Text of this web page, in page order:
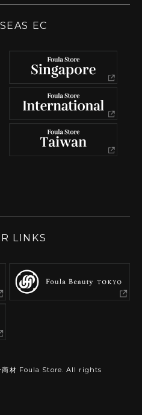
EC
LINKS
商材 Foula Store. All rights